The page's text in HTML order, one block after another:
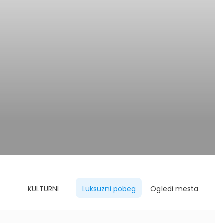
KULTURNI Luksuzni pobeg Ogledi mesta